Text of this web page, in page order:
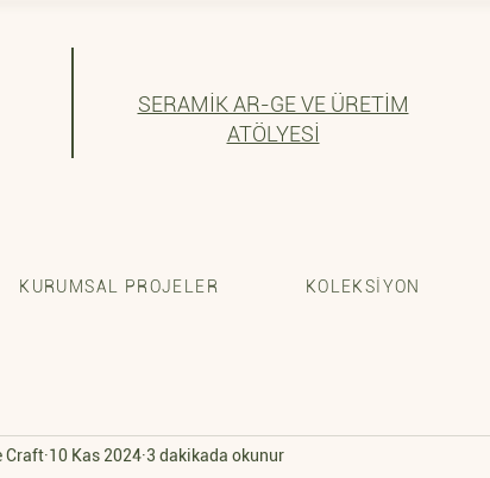
SERAMİK AR-GE VE ÜRETİM
ATÖLYESİ
KURUMSAL PROJELER KOLEKSİYON
Craft 10 Kas 2024 3 dakikada okunur